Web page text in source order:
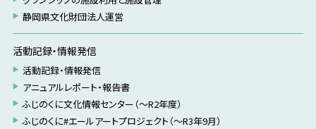
静岡県文化財団法人運営
活動記録・情報発信
活動記録・情報発信
アニュアルレポート・報告書
ふじのくに文化情報センター（～R2年度）
ふじのくに#エールアートプロジェクト（～R3年9月）